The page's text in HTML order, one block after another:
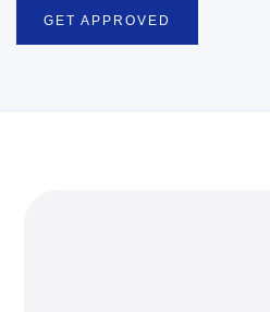
GET APPROVED